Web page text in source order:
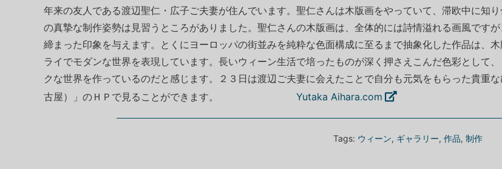
年来の友人である渡辺聖仁・広子ご夫妻が住んでいます。聖仁さんは木版画をやっていて、滞欧中に知
の真摯な制作姿勢は見習うところがありました。聖仁さんの木版画は、全体的には詩情溢れる画風です
締まった印象を与えます。とくにヨーロッパの街並みを純粋な色面構成に至るまで抽象化した作品は、
ライでモダンな世界を表現しています。長いウィーン生活で培ったものが深く押さえこんだ色彩として
クな世界を作っているのだと感じます。２３日は渡辺ご夫妻に会えたことで自分も元気をもらった貴重
古屋）」のＨＰで見ることができます。 Yutaka Aihara.com
Tags: ウィーン, ギャラリー, 作品, 制作